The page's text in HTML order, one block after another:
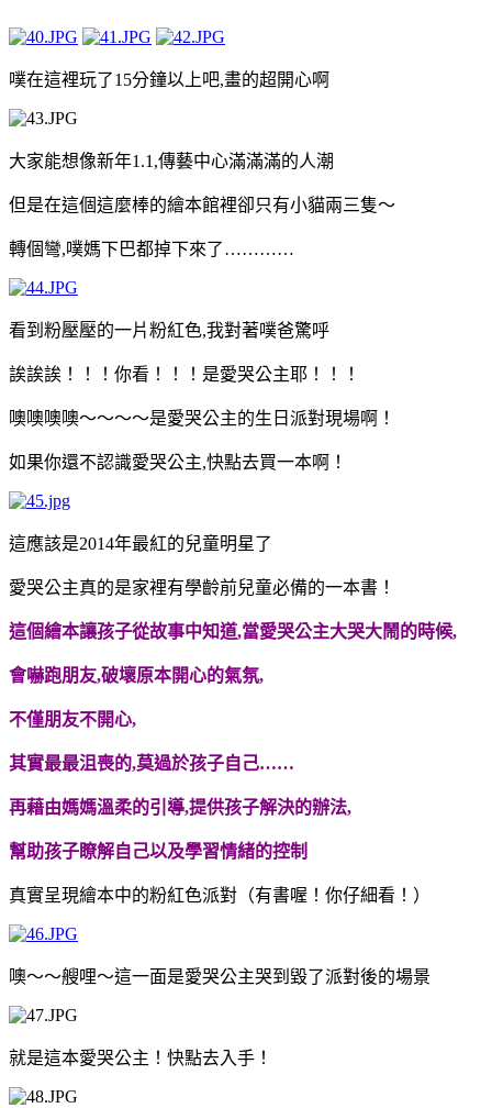
噗在這裡玩了15分鐘以上吧,畫的超開心啊
大家能想像新年1.1,傳藝中心滿滿滿的人潮
但是在這個這麼棒的繪本館裡卻只有小貓兩三隻～
轉個彎,噗媽下巴都掉下來了…………
看到粉壓壓的一片粉紅色,我對著噗爸驚呼
誒誒誒！！！你看！！！是愛哭公主耶！！！
噢噢噢噢～～～～是愛哭公主的生日派對現場啊！
如果你還不認識愛哭公主,快點去買一本啊！
這應該是2014年最紅的兒童明星了
愛哭公主真的是家裡有學齡前兒童必備的一本書！
這個繪本讓孩子從故事中知道,當愛哭公主大哭大鬧的時候,
會嚇跑朋友,破壞原本開心的氣氛,
不僅朋友不開心,
其實最最沮喪的,莫過於孩子自己……
再藉由媽媽溫柔的引導,提供孩子解決的辦法,
幫助孩子瞭解自己以及學習情緒的控制
真實呈現繪本中的粉紅色派對（有書喔！你仔細看！）
噢～～艘哩～這一面是愛哭公主哭到毀了派對後的場景
就是這本愛哭公主！快點去入手！